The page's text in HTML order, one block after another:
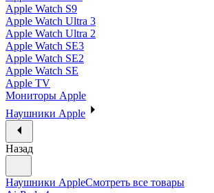
Apple Watch S9
Apple Watch Ultra 3
Apple Watch Ultra 2
Apple Watch SE3
Apple Watch SE2
Apple Watch SE
Apple TV
Мониторы Apple
Наушники Apple
Назад
Наушники AppleСмотреть все товары